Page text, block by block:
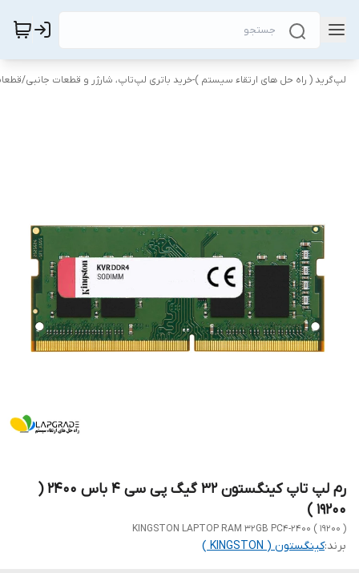
لپ‌گرید ( راه‌ حل های ارتقاء سیستم )-خرید باتری لپ‌تاپ، شارژر و قطعات جانبی/
رم لپ تاپ کینگستون 32 گیگ پی سی 4 باس 2400 (
19200 )
KINGSTON LAPTOP RAM 32GB PC4-2400 ( 19200 )
برند:کینگستون ( KINGSTON )